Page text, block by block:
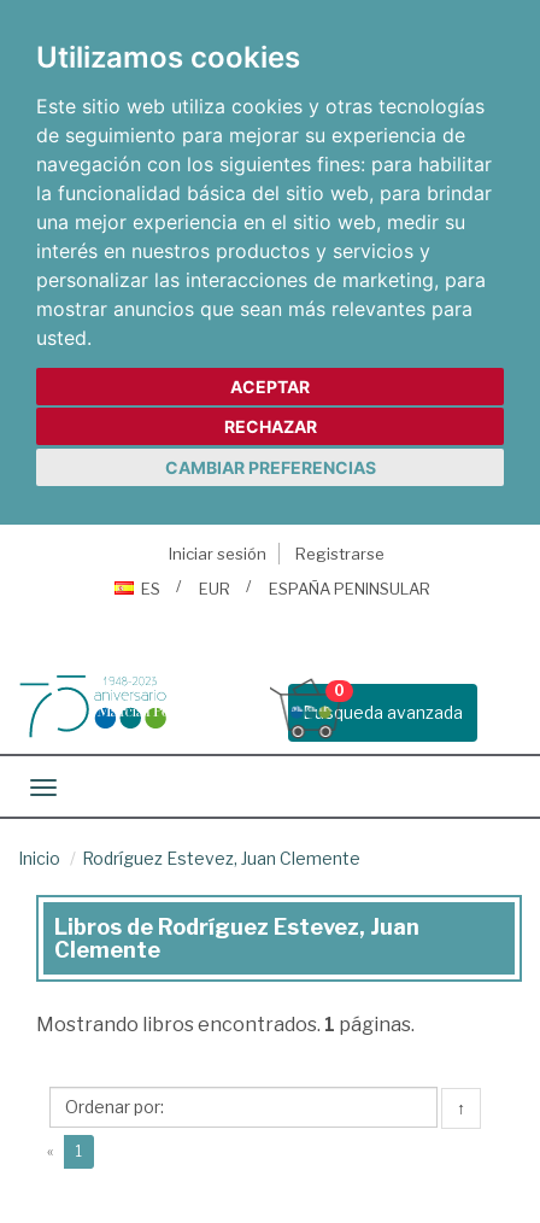
Utilizamos cookies
Este sitio web utiliza cookies y otras tecnologías
de seguimiento para mejorar su experiencia de
navegación con los siguientes fines: para habilitar
la funcionalidad básica del sitio web, para brindar
una mejor experiencia en el sitio web, medir su
interés en nuestros productos y servicios y
personalizar las interacciones de marketing, para
mostrar anuncios que sean más relevantes para
usted.
ACEPTAR
RECHAZAR
CAMBIAR PREFERENCIAS
Iniciar sesión
Registrarse
ES
EUR ESPAÑA PENINSULAR
Busqueda avanzada
0
Toggle navigation
Inicio Rodríguez Estevez, Juan Clemente
Libros
de
Rodríguez
Juan
Clemente
Libros de Rodríguez Estevez, Juan
Clemente
Mostrando libros encontrados. 1 páginas.
↑
« 1